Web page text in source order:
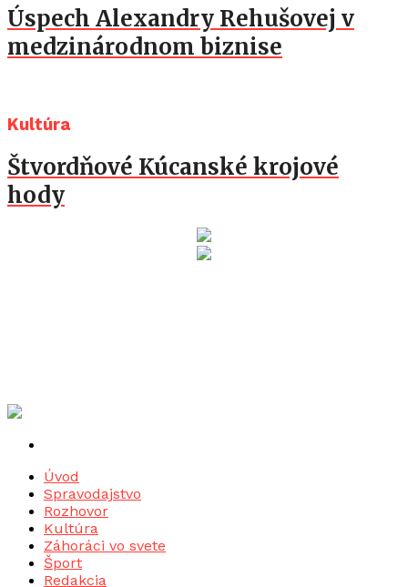
Úspech Alexandry Rehušovej v
medzinárodnom biznise
Kultúra
Štvordňové Kúcanské krojové
hody
Úvod
Spravodajstvo
Rozhovor
Kultúra
Záhoráci vo svete
Šport
Redakcia